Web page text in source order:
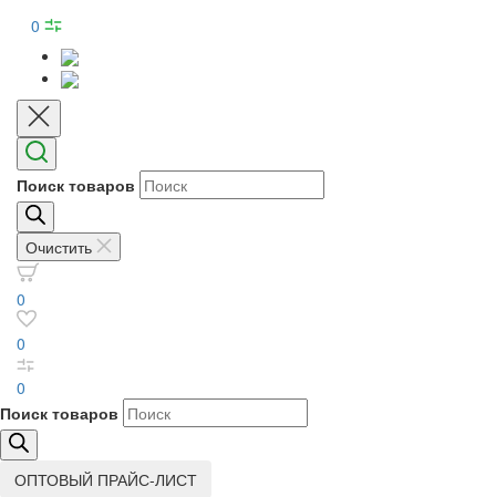
0
Поиск товаров
Очистить
0
0
0
Поиск товаров
ОПТОВЫЙ ПРАЙС-ЛИСТ